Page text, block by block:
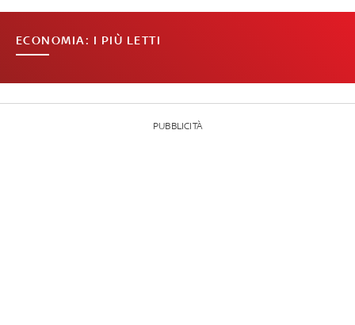
ECONOMIA: I PIÙ LETTI
PUBBLICITÀ